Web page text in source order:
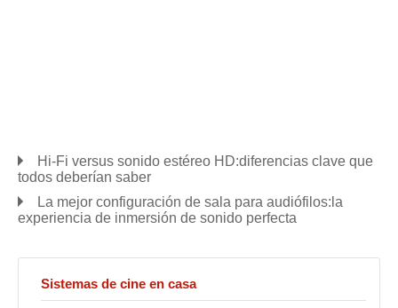
Hi-Fi versus sonido estéreo HD:diferencias clave que
todos deberían saber
La mejor configuración de sala para audiófilos:la
experiencia de inmersión de sonido perfecta
Sistemas de cine en casa